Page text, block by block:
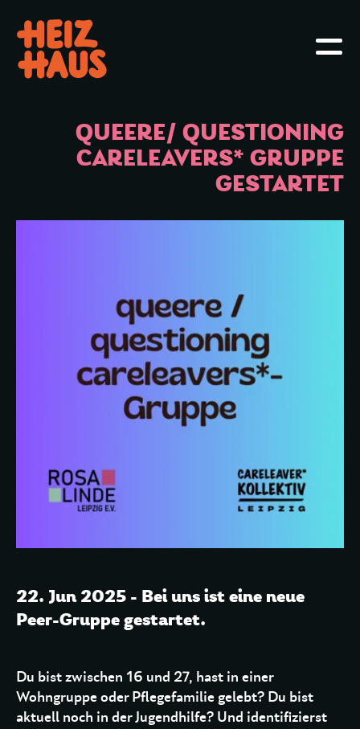
Hauptmenü öffnen oder schliessen
QUEERE/ QUESTIONING
CARELEAVERS* GRUPPE
GESTARTET
22. Jun 2025 - Bei uns ist eine neue
Peer-Gruppe gestartet.
Du bist zwischen 16 und 27, hast in einer
Wohngruppe oder Pflegefamilie gelebt? Du bist
aktuell noch in der Jugendhilfe? Und identifizierst